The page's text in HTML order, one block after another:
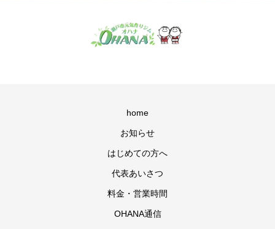
home
お知らせ
はじめての方へ
代表あいさつ
料金・営業時間
OHANA通信